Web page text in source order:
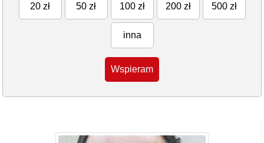
20 zł 50 zł 100 zł 200 zł 500 zł
inna
Wspieram